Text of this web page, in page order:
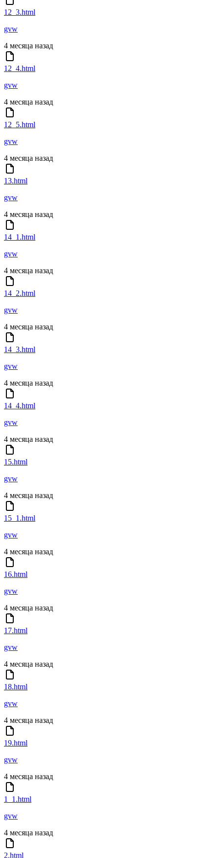
12_3.html
gvw
4 месяца назад
12_4.html
gvw
4 месяца назад
12_5.html
gvw
4 месяца назад
13.html
gvw
4 месяца назад
14_1.html
gvw
4 месяца назад
14_2.html
gvw
4 месяца назад
14_3.html
gvw
4 месяца назад
14_4.html
gvw
4 месяца назад
15.html
gvw
4 месяца назад
15_1.html
gvw
4 месяца назад
16.html
gvw
4 месяца назад
17.html
gvw
4 месяца назад
18.html
gvw
4 месяца назад
19.html
gvw
4 месяца назад
1_1.html
gvw
4 месяца назад
2.html